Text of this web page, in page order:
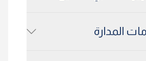
المدارة